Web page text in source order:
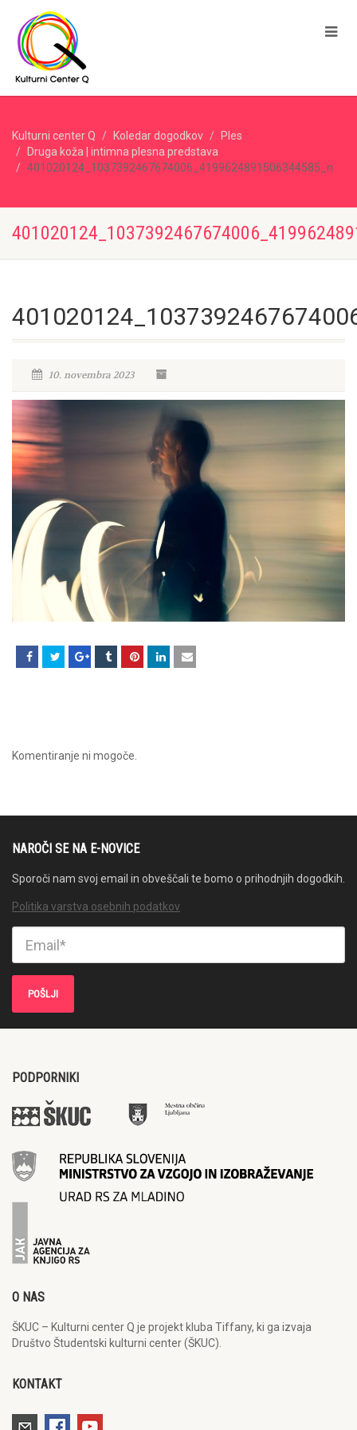
Kulturni center Q Koledar dogodkov
Ples
Druga koža | intimna plesna predstava
401020124_1037392467674006_4199624891506344585_n
10. novembra 2023
Komentiranje ni mogoče.
NAROČI SE NA E-NOVICE
Sporoči nam svoj email in obveščali te bomo o prihodnjih dogodkih.
Politika varstva osebnih podatkov
PODPORNIKI
O NAS
ŠKUC – Kulturni center Q je projekt kluba Tiffany, ki ga izvaja
Društvo Študentski kulturni center (ŠKUC).
KONTAKT